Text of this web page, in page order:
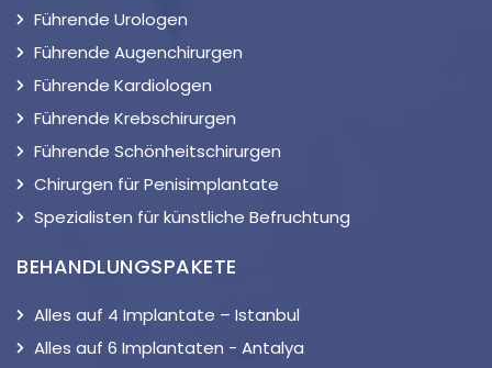
Führende Urologen
Führende Augenchirurgen
Führende Kardiologen
Führende Krebschirurgen
Führende Schönheitschirurgen
Chirurgen für Penisimplantate
Spezialisten für künstliche Befruchtung
BEHANDLUNGSPAKETE
Alles auf 4 Implantate – Istanbul
Alles auf 6 Implantaten - Antalya